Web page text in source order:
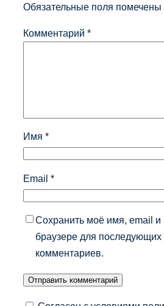
Обязательные поля помечены
Комментарий *
Имя *
Email *
Сохранить моё имя, email и
браузере для
комментариев.